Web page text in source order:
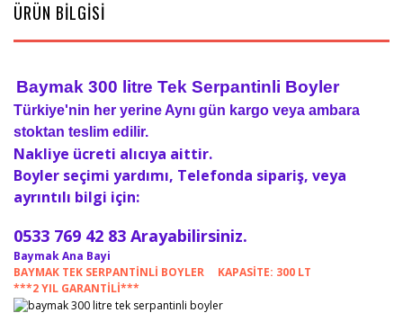
ÜRÜN BİLGİSİ
Baymak 300 litre Tek Serpantinli Boyler
Türkiye'nin her yerine Aynı gün kargo veya ambara
stoktan teslim edilir.
Nakliye ücreti alıcıya aittir.
Boyler seçimi yardımı, Telefonda sipariş, veya
ayrıntılı bilgi için:
0533 769 42 83 Arayabilirsiniz.
Baymak Ana Bayi
BAYMAK TEK SERPANTİNLİ BOYLER KAPASİTE: 300 LT
***2 YIL GARANTİLİ***